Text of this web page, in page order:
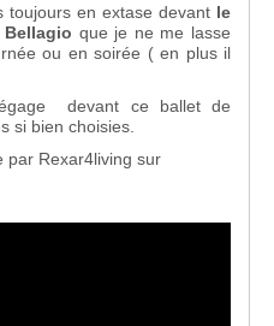
toujours en extase devant le
que je ne me lasse
ou en soirée ( en plus il
devant ce ballet de
si bien choisies.
par Rexar4living sur